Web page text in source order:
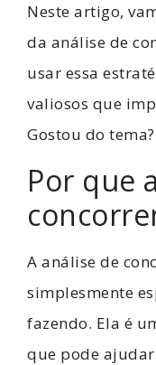
Neste artigo,
da análise de
usar essa
valiosos que
Gostou do
Por que
A análise de
simplesmente
fazendo. Ela é
que pode